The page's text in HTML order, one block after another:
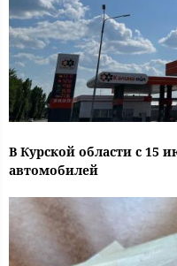
В Курской области с 15
автомобилей